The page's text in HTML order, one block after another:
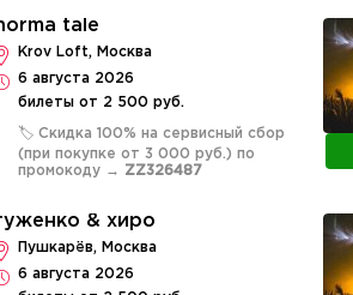
tale
Krov Loft, Москва
6 августа 2026
билеты от 2 500 руб.
🏷️ Скидка 100% на сервисный сбор
(при покупке от 3 000 руб.) по
промокоду → ZZ326487
& хиро
Пушкарёв, Москва
6 августа 2026